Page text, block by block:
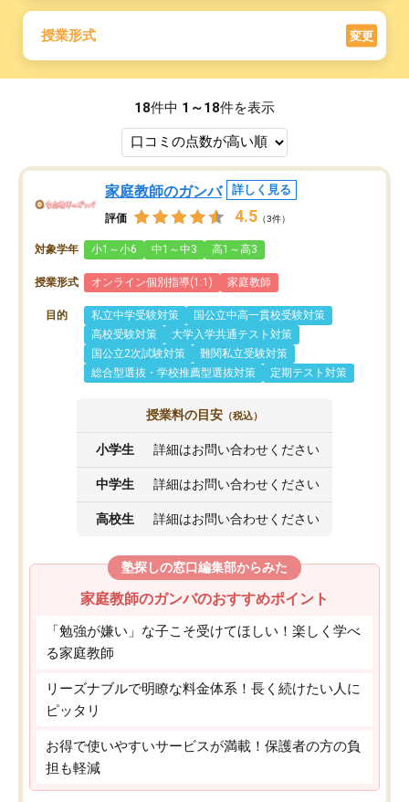
授業形式 変更
18件中 1～18件を表示
家庭教師のガンバ 詳しく見る
評価 4.5 （3件）
対象学年 小1～小6 中1～中3 高1～高3
授業形式 オンライン個別指導(1:1) 家庭教師
目的 私立中学受験対策
国公立中高一貫校受験対策
高校受験対策
大学入学共通テスト対策
国公立2次試験対策
難関私立受験対策
総合型選抜・学校推薦型選抜対策
定期テスト対策
授業料の目安 （税込）
小学生 詳細はお問い合わせください
中学生 詳細はお問い合わせください
高校生 詳細はお問い合わせください
塾探しの窓口編集部からみた
家庭教師のガンバのおすすめポイント
「勉強が嫌い」な子こそ受けてほしい！楽しく学べ
る家庭教師
リーズナブルで明瞭な料金体系！長く続けたい人に
ピッタリ
お得で使いやすいサービスが満載！保護者の方の負
担も軽減